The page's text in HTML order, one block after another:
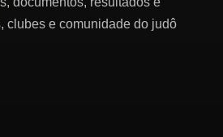
clubes e comunidade do judô